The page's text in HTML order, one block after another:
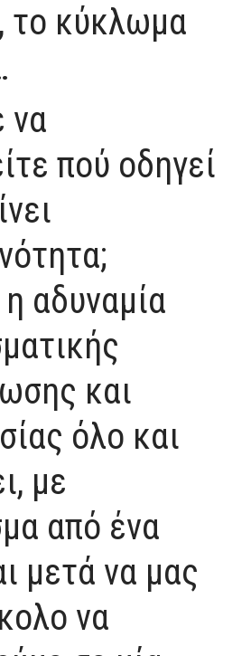
το κύκλωμα
να
πού οδηγεί
αδυναμία
και
όλο και
με
από ένα
μετά να μας
να